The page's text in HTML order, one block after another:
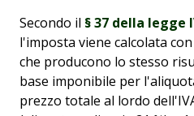
Secondo il § 37 della legge
l'imposta viene calcolata
che producono lo stesso
base imponibile per
prezzo totale al lordo